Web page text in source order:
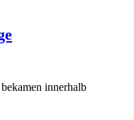
innerhalb